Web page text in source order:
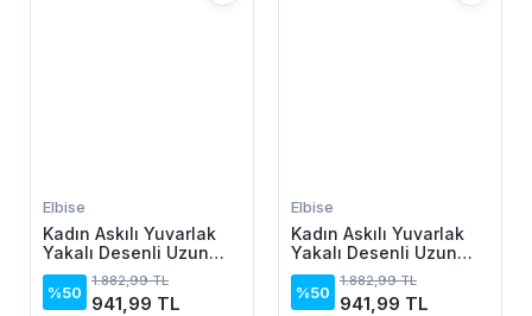
Elbise
Kadın Askılı Yuvarlak
Yakalı Desenli Uzun
Süprem Elbise
%50
1.882,99 TL
941,99 TL
Elbise
Kadın Askılı Yuvarlak
Yakalı Desenli Uzun
Süprem Elbise
%50
1.882,99 TL
941,99 TL